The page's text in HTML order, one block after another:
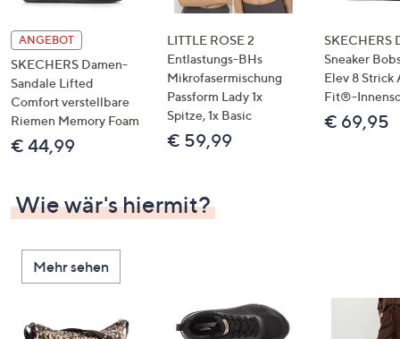
ANGEBOT
SKECHERS Damen-
Sandale Lifted
Comfort verstellbare
Riemen Memory Foam
€ 44,99
LITTLE ROSE 2
Entlastungs-BHs
Mikrofasermischung
Passform Lady 1x
Spitze, 1x Basic
€ 59,99
SKECHERS
Sneaker
Elev 8 Strick
Fit®-
€ 69,95
Wie wär's hiermit?
Mehr sehen